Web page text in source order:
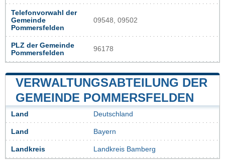
Telefonvorwahl der
Gemeinde
Pommersfelden
09548, 09502
PLZ der Gemeinde
Pommersfelden
96178
VERWALTUNGSABTEILUNG DER
GEMEINDE POMMERSFELDEN
Land Deutschland
Land Bayern
Landkreis Landkreis Bamberg